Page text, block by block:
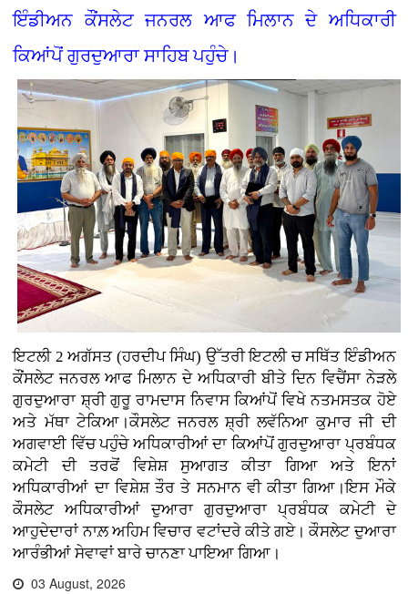
ਇੰਡੀਅਨ ਕੌਂਸਲੇਟ ਜਨਰਲ ਆਫ ਮਿਲਾਨ ਦੇ ਅਧਿਕਾਰੀ
ਕਿਆਂਪੋਂ ਗੁਰਦੁਆਰਾ ਸਾਹਿਬ ਪਹੁੰਚੇ।
ਇਟਲੀ 2 ਅਗੱਸਤ (ਹਰਦੀਪ ਸਿੰਘ) ਉੱਤਰੀ ਇਟਲੀ ਚ ਸਥਿੱਤ ਇੰਡੀਅਨ
ਕੌਂਸਲੇਟ ਜਨਰਲ ਆਫ ਮਿਲਾਨ ਦੇ ਅਧਿਕਾਰੀ ਬੀਤੇ ਦਿਨ ਵਿਚੈਂਸਾ ਨੇੜਲੇ
ਗੁਰਦੁਆਰਾ ਸ਼੍ਰੀ ਗੁਰੂ ਰਾਮਦਾਸ ਨਿਵਾਸ ਕਿਆਂਪੋਂ ਵਿਖੇ ਨਤਮਸਤਕ ਹੋਏ
ਅਤੇ ਮੱਥਾ ਟੇਕਿਆ।ਕੌਸਲੇਟ ਜਨਰਲ ਸ਼੍ਰੀ ਲਵੱਨਿਆ ਕੁਮਾਰ ਜੀ ਦੀ
ਅਗਵਾਈ ਵਿੱਚ ਪਹੁੰਚੇ ਅਧਿਕਾਰੀਆਂ ਦਾ ਕਿਆਂਪੋਂ ਗੁਰਦੁਆਰਾ ਪ੍ਰਬੰਧਕ
ਕਮੇਟੀ ਦੀ ਤਰਫੋਂ ਵਿਸ਼ੇਸ਼ ਸੁਆਗਤ ਕੀਤਾ ਗਿਆ ਅਤੇ ਇਨਾਂ
ਅਧਿਕਾਰੀਆਂ ਦਾ ਵਿਸ਼ੇਸ਼ ਤੌਰ ਤੇ ਸਨਮਾਨ ਵੀ ਕੀਤਾ ਗਿਆ।ਇਸ ਮੌਕੇ
ਕੌਸਲੇਟ ਅਧਿਕਾਰੀਆਂ ਦੁਆਰਾ ਗੁਰਦੁਆਰਾ ਪ੍ਰਬੰਧਕ ਕਮੇਟੀ ਦੇ
ਆਹੁਦੇਦਾਰਾਂ ਨਾਲ਼ ਅਹਿਮ ਵਿਚਾਰ ਵਟਾਂਦਰੇ ਕੀਤੇ ਗਏ। ਕੌਸਲੇਟ ਦੁਆਰਾ
ਆਰੰਭੀਆਂ ਸੇਵਾਵਾਂ ਬਾਰੇ ਚਾਨਣਾ ਪਾਇਆ ਗਿਆ।
03 August, 2026